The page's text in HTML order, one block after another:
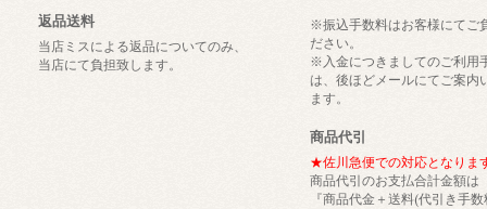
返品送料
当店ミスによる返品についてのみ、
当店にて負担致します。
※振込手数料はお客様にてご
ださい。
※入金につきましてのご利用
は、後ほどメールにてご案内
ます。
商品代引
★佐川急便での対応となりま
商品代引のお支払合計金額は
『商品代金＋送料(代引き手